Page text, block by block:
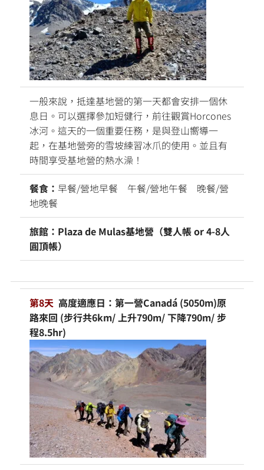
一般來說，抵達基地營的第一天都會安排一個休
息日。可以選擇參加短健行，前往觀賞Horcones
冰河。這天的一個重要任務，是與登山嚮導一
起，在基地營旁的雪坡練習冰爪的使用。並且有
時間享受基地營的熱水澡！
餐食： 早餐/營地早餐 午餐/營地午餐 晚餐/營
地晚餐
旅館：Plaza de Mulas基地營（雙人帳 or 4-8人
圓頂帳）
第8天 高度適應日： 第一營Canadá (5050m)原
路來回 (步行共6km/ 上升790m/ 下降790m/ 步
程8.5hr)